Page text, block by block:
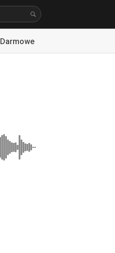
Darmowe